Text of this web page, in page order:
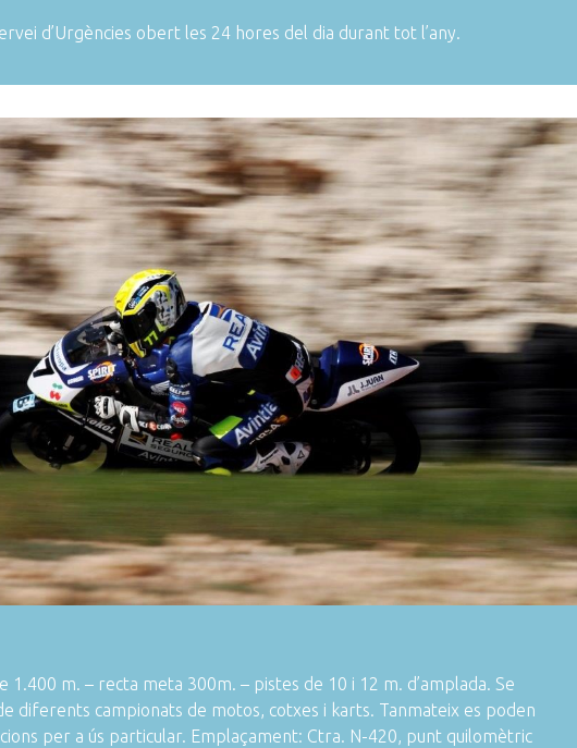
d’Urgències obert les 24 hores del dia durant tot l’any.
1.400 m. – recta meta 300m. – pistes de 10 i 12 m. d’amplada. Se
diferents campionats de motos, cotxes i karts. Tanmateix es poden
per a ús particular. Emplaçament: Ctra. N-420, punt quilomètric